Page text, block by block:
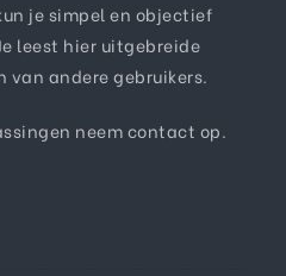
je simpel en objectief
leest hier uitgebreide
van andere gebruikers.
neemcontact op.